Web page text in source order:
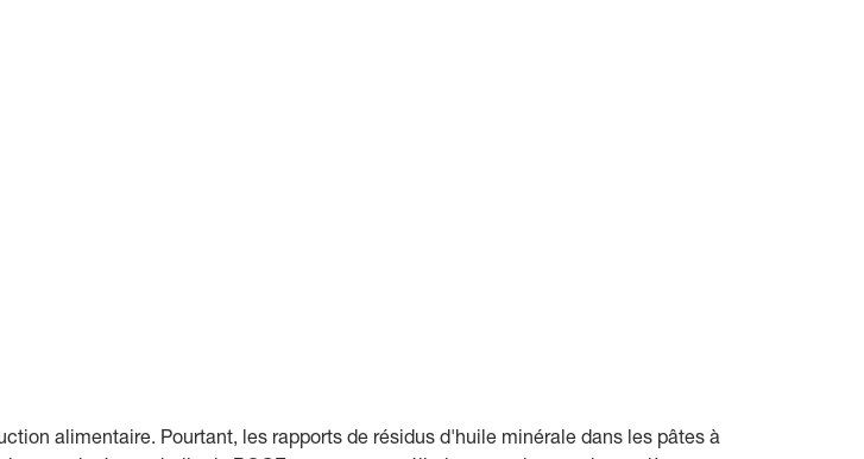
alimentaire. Pourtant, les rapports de résidus d'huile minérale dans les pâtes à